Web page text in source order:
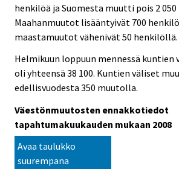
henkilöä ja Suomesta muutti pois 2
Maahanmuutot lisääntyivät 700
maastamuutot vähenivät 50 henkilöllä.
Helmikuun loppuun mennessä kuntien
oli yhteensä 38 100. Kuntien väliset
edellisvuodesta 350 muutolla.
Väestönmuutosten ennakkotiedot
tapahtumakuukauden mukaan 2008
Avaa taulukko
suurempana